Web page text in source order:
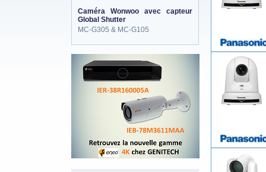
Caméra Wonwoo avec capteur
Global Shutter
MC-G305 & MC-G105